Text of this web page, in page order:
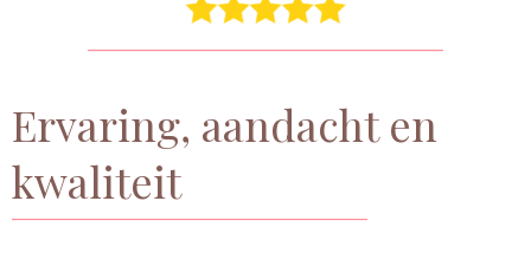
Ervaring, aandacht en
kwaliteit